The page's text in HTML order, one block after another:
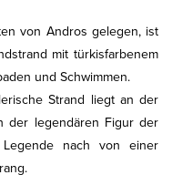
von Andros gelegen, ist
mit türkisfarbenem
und Schwimmen.
Strand liegt an der
der legendären Figur der
nach von einer